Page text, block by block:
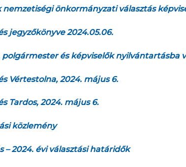
nemzetiségi önkormányzati választás
jegyzőkönyve 2024.05.06.
polgármester és képviselők nyilvántartásba
Vértestolna, 2024. május 6.
Tardos, 2024. május 6.
közlemény
– 2024. évi választási határidők